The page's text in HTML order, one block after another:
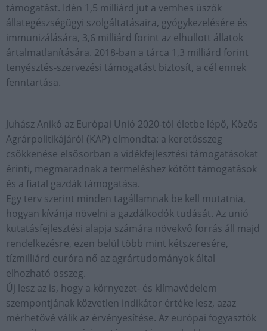
támogatást. Idén 1,5 milliárd jut a vemhes üszők
állategészségügyi szolgáltatásaira, gyógykezelésére és
immunizálására, 3,6 milliárd forint az elhullott állatok
ártalmatlanítására. 2018-ban a tárca 1,3 milliárd forint
tenyésztés-szervezési támogatást biztosít, a cél ennek
fenntartása.
Juhász Anikó az Európai Unió 2020-tól életbe lépő, Közös
Agrárpolitikájáról (KAP) elmondta: a keretösszeg
csökkenése elsősorban a vidékfejlesztési támogatásokat
érinti, megmaradnak a termeléshez kötött támogatások
és a fiatal gazdák támogatása.
Egy terv szerint minden tagállamnak be kell mutatnia,
hogyan kívánja növelni a gazdálkodók tudását. Az unió
kutatásfejlesztési alapja számára növekvő forrás áll majd
rendelkezésre, ezen belül több mint kétszeresére,
tízmilliárd euróra nő az agrártudományok által
elhozható összeg.
Új lesz az is, hogy a környezet- és klímavédelem
szempontjának közvetlen indikátor értéke lesz, azaz
mérhetővé válik az érvényesítése. Az európai fogyasztók